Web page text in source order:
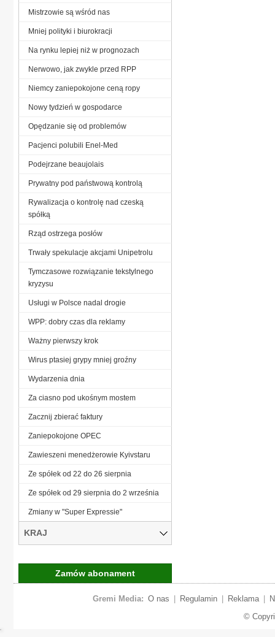
Mistrzowie są wśród nas
Mniej polityki i biurokracji
Na rynku lepiej niż w prognozach
Nerwowo, jak zwykle przed RPP
Niemcy zaniepokojone ceną ropy
Nowy tydzień w gospodarce
Opędzanie się od problemów
Pacjenci polubili Enel-Med
Podejrzane beaujolais
Prywatny pod państwową kontrolą
Rywalizacja o kontrolę nad czeską
spółką
Rząd ostrzega posłów
Trwały spekulacje akcjami Unipetrolu
Tymczasowe rozwiązanie tekstylnego
kryzysu
Usługi w Polsce nadal drogie
WPP: dobry czas dla reklamy
Ważny pierwszy krok
Wirus ptasiej grypy mniej groźny
Wydarzenia dnia
Za ciasno pod ukośnym mostem
Zacznij zbierać faktury
Zaniepokojone OPEC
Zawieszeni menedżerowie Kyivstaru
Ze spółek od 22 do 26 sierpnia
Ze spółek od 29 sierpnia do 2 września
Zmiany w "Super Expressie"
KRAJ
Zamów abonament
Gremi Media: O nas Regulamin Reklama
©